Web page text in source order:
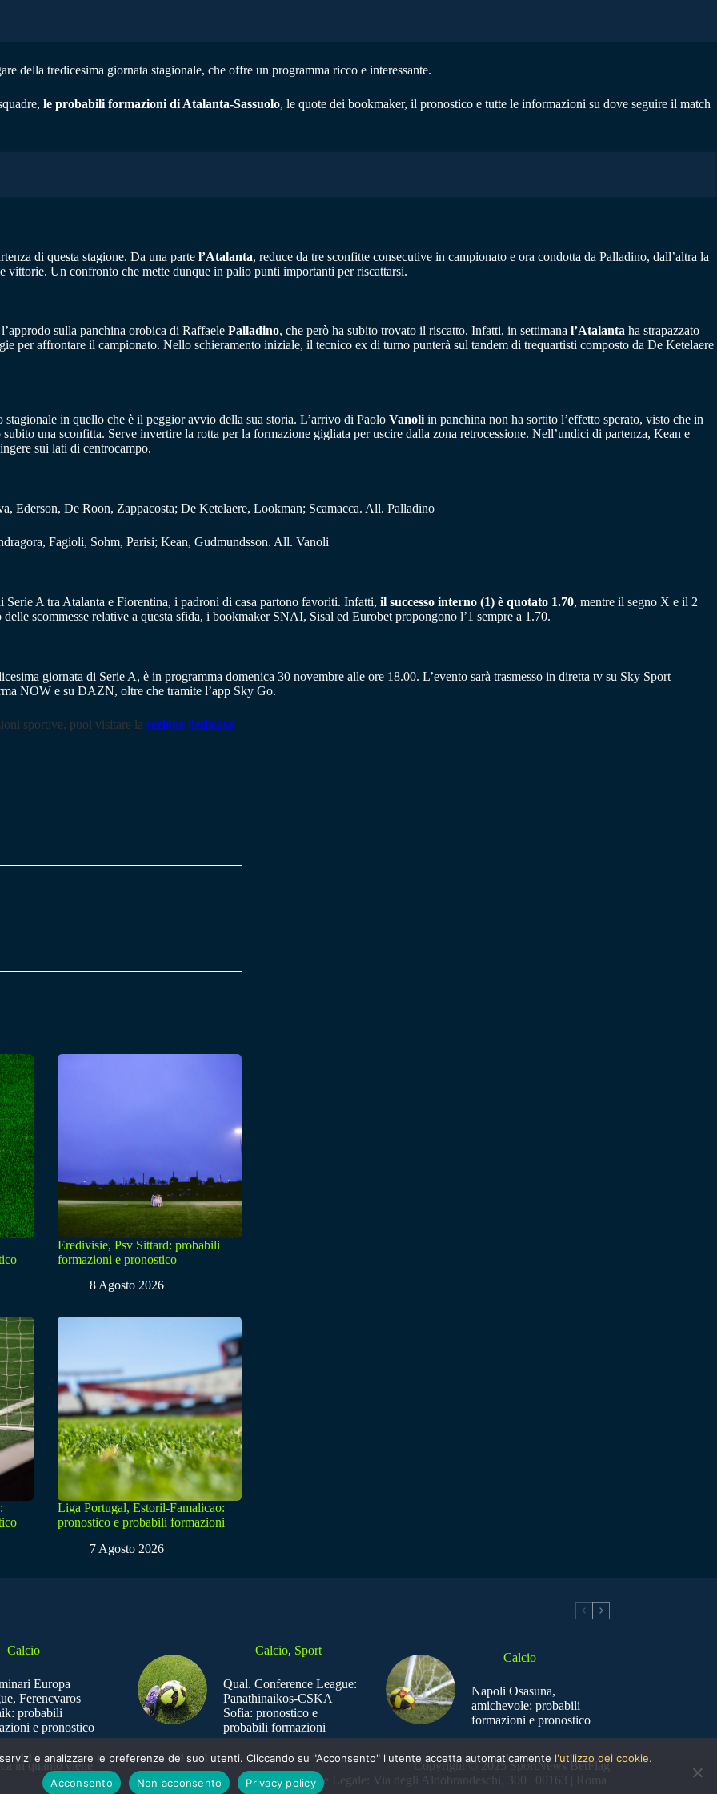
della tredicesima giornata stagionale, che offre un programma ricco e interessante.
le probabili formazioni di Atalanta-Sassuolo, le quote dei bookmaker, il pronostico e tutte le informazioni su dove seguire il match
di questa stagione. Da una parte l’Atalanta, reduce da tre sconfitte consecutive in campionato e ora condotta da Palladino, dall’altra la
vittorie. Un confronto che mette dunque in palio punti importanti per riscattarsi.
sulla panchina orobica di Raffaele Palladino, che però ha subito trovato il riscatto. Infatti, in settimana l’Atalanta ha strapazzato
per affrontare il campionato. Nello schieramento iniziale, il tecnico ex di turno punterà sul tandem di trequartisti composto da De Ketelaere
stagionale in quello che è il peggior avvio della sua storia. L’arrivo di Paolo Vanoli in panchina non ha sortito l’effetto sperato, visto che in
una sconfitta. Serve invertire la rotta per la formazione gigliata per uscire dalla zona retrocessione. Nell’undici di partenza, Kean e
sui lati di centrocampo.
Ederson, De Roon, Zappacosta; De Ketelaere, Lookman; Scamacca. All. Palladino
Fagioli, Sohm, Parisi; Kean, Gudmundsson. All. Vanoli
Serie A tra Atalanta e Fiorentina, i padroni di casa partono favoriti. Infatti, il successo interno (1) è quotato 1.70, mentre il segno X e il 2
scommesse relative a questa sfida, i bookmaker SNAI, Sisal ed Eurobet propongono l’1 sempre a 1.70.
giornata di Serie A, è in programma domenica 30 novembre alle ore 18.00. L’evento sarà trasmesso in diretta tv su Sky Sport
NOW e su DAZN, oltre che tramite l’app Sky Go.
sportive, puoi visitare la sezione dedicata
Eredivisie, Psv Sittard: probabili
formazioni e pronostico
8 Agosto 2026
Liga Portugal, Estoril-Famalicao:
pronostico e probabili formazioni
7 Agosto 2026
Calcio
Europa
Ferencvaros
probabili
e pronostico
Calcio, Sport
Qual. Conference League:
Panathinaikos-CSKA
Sofia: pronostico e
probabili formazioni
Calcio
Napoli Osasuna,
amichevole: probabili
formazioni e pronostico
in quanto viene
Copyright © 2025 SportNews BetFlag
Sede Legale: Via degli Aldobrandeschi, 300 | 00163 | Roma
e analizzare le preferenze dei suoi utenti. Cliccando su "Acconsento" l'utente accetta automaticamente l'utilizzo dei cookie.
Acconsento
Non acconsento Privacy policy